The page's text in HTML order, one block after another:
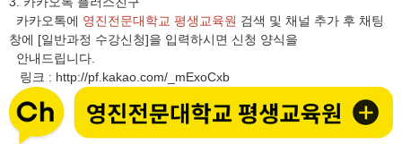
카카오톡에 영진전문대학교 평생교육원 검색 및 채널 추가 후 채팅
창에 [일반과정 수강신청]을 입력하시면 신청 양식을
안내드립니다.
링크 : http://pf.kakao.com/_mExoCxb